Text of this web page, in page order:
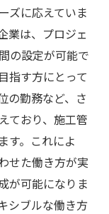
ズに応えていま
業は、プロジェ
の設定が可能で
指す方にとって
の勤務など、さ
ており、施工管
す。これによ
せた働き方が実
が可能になりま
シブルな働き方